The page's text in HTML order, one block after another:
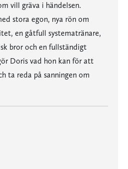
vill gräva i händelsen.
stora egon, nya rön om
en gåtfull systematränare,
bror och en fullständigt
Doris vad hon kan för att
ta reda på sanningen om